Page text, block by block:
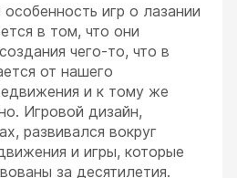
особенность игр о лазании
в том, что они
чего-то, что в
от нашего
и к тому же
Игровой дизайн,
развивался вокруг
и игры, которые
за десятилетия.